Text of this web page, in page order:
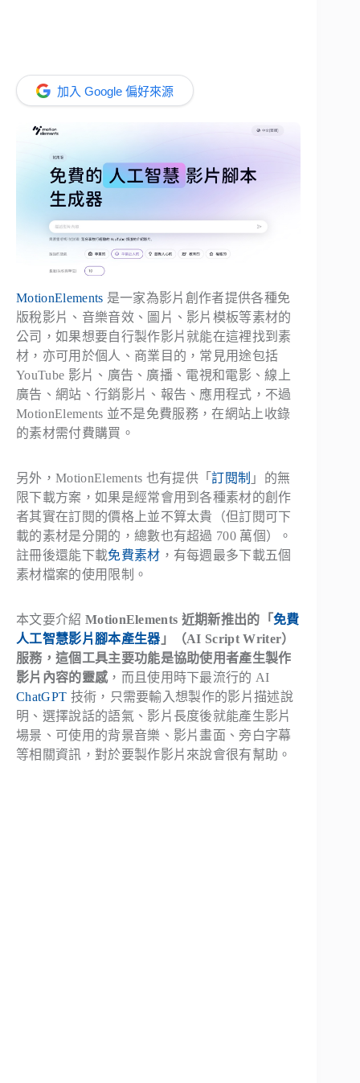
加入 Google 偏好來源
MotionElements 是一家為影片創作者提供各種免
版稅影片、音樂音效、圖片、影片模板等素材的
公司，如果想要自行製作影片就能在這裡找到素
材，亦可用於個人、商業目的，常見用途包括
YouTube 影片、廣告、廣播、電視和電影、線上
廣告、網站、行銷影片、報告、應用程式，不過
MotionElements 並不是免費服務，在網站上收錄
的素材需付費購買。
另外，MotionElements 也有提供「訂閱制 」的無
限下載方案，如果是經常會用到各種素材的創作
者其實在訂閱的價格上並不算太貴（但訂閱可下
載的素材是分開的，總數也有超過 700 萬個）。
註冊後還能下載免費素材 ，有每週最多下載五個
素材檔案的使用限制。
本文要介紹 MotionElements 近期新推出的「免費
人工智慧影片腳本產生器 」（AI Script Writer）
服務，這個工具主要功能是協助使用者產生製作
影片內容的靈感，而且使用時下最流行的 AI
ChatGPT 技術，只需要輸入想製作的影片描述說
明、選擇說話的語氣、影片長度後就能產生影片
場景、可使用的背景音樂、影片畫面、旁白字幕
等相關資訊，對於要製作影片來說會很有幫助。